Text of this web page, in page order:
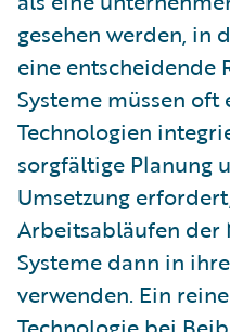
gesehen werden, in
eine entscheidende
Systeme müssen oft
Technologien
sorgfältige Planung
Umsetzung
Arbeitsabläufen der
Systeme dann in
verwenden. Ein